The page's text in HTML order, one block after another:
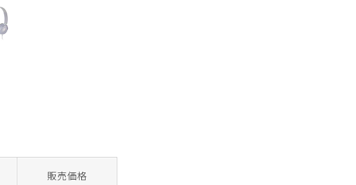
販売価格